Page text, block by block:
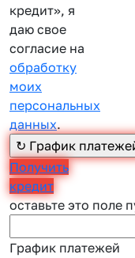
кредит», я
даю свое
согласие на
обработку
моих
персональных
данных.
Получить
кредит
оставьте это поле
График платежей